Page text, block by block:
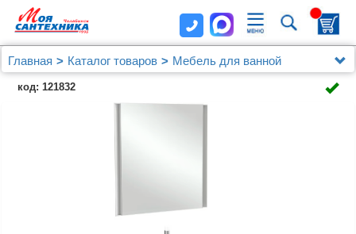
Главная Каталог товаров
Мебель для ванной
Jacob Delafon
Мебель для ванной Jacob Delafon Reve 60 белый
код: 121832